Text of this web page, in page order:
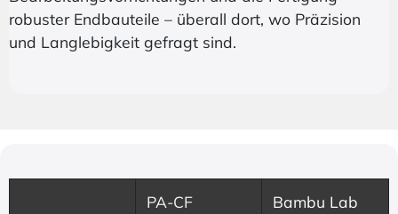
robuster Endbauteile – überall dort, wo Präzision
und Langlebigkeit gefragt sind.
PA-CF
Bambu Lab